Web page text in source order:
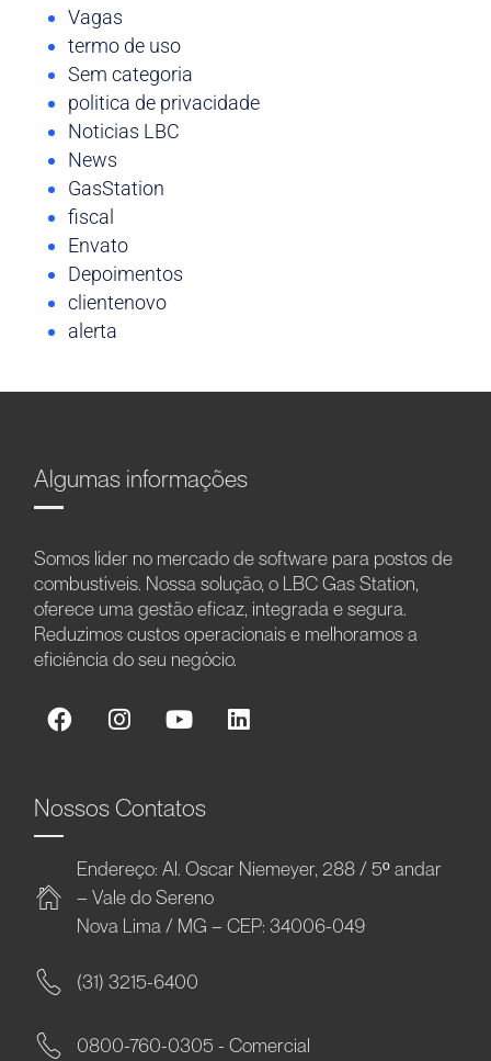
Vagas
termo de uso
Sem categoria
politica de privacidade
Noticias LBC
News
GasStation
fiscal
Envato
Depoimentos
clientenovo
alerta
Algumas informações
Somos líder no mercado de software para postos de
combustíveis. Nossa solução, o LBC Gas Station,
oferece uma gestão eficaz, integrada e segura.
Reduzimos custos operacionais e melhoramos a
eficiência do seu negócio.
Nossos Contatos
Endereço: Al. Oscar Niemeyer, 288 / 5º andar
– Vale do Sereno
Nova Lima / MG – CEP: 34006-049
(31) 3215-6400
0800-760-0305 - Comercial